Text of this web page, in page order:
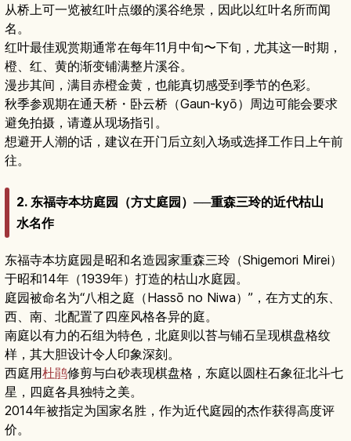
从桥上可一览被红叶点缀的溪谷绝景，因此以红叶名所而闻
名。
红叶最佳观赏期通常在每年11月中旬〜下旬，尤其这一时期，
橙、红、黄的渐变铺满整片溪谷。
漫步其间，满目赤橙金黄，也能真切感受到季节的色彩。
秋季参观期在通天桥・卧云桥（Gaun-kyō）周边可能会要求
避免拍摄，请遵从现场指引。
想避开人潮的话，建议在开门后立刻入场或选择工作日上午前
往。
2. 东福寺本坊庭园（方丈庭园）──重森三玲的近代枯山
水名作
东福寺本坊庭园是昭和名造园家重森三玲（Shigemori Mirei）
于昭和14年（1939年）打造的枯山水庭园。
庭园被命名为“八相之庭（Hassō no Niwa）”，在方丈的东、
西、南、北配置了四座风格各异的庭。
南庭以有力的石组为特色，北庭则以苔与铺石呈现棋盘格纹
样，其大胆设计令人印象深刻。
西庭用杜鹃修剪与白砂表现棋盘格，东庭以圆柱石象征北斗七
星，四庭各具独特之美。
2014年被指定为国家名胜，作为近代庭园的杰作获得高度评
价。